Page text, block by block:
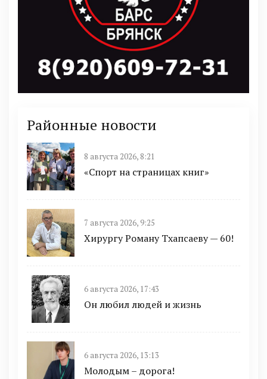
Районные новости
8 августа 2026, 8:21
«Спорт на страницах книг»
7 августа 2026, 9:25
Хирургу Роману Тхапсаеву — 60!
6 августа 2026, 17:43
Он любил людей и жизнь
6 августа 2026, 13:13
Молодым – дорога!